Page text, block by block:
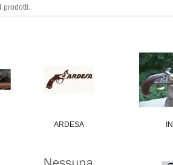
prodotti.
ARDESA